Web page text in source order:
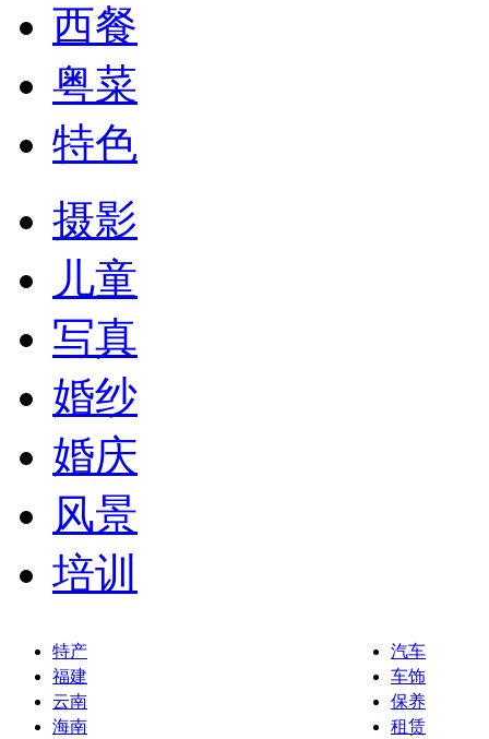
西餐
粤菜
特色
摄影
儿童
写真
婚纱
婚庆
风景
培训
特产
福建
云南
海南
汽车
车饰
保养
租赁